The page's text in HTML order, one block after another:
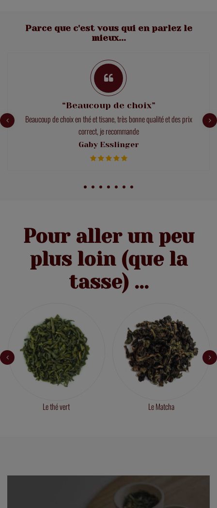
Parce que c'est vous qui en parlez le
mieux...
“Beaucoup de choix”
Beaucoup de choix en thé et tisane, très bonne qualité et des prix
correct, je recommande
Gaby Esslinger
Pour aller un peu
plus loin (que la
tasse) ...
Le thé vert Le Matcha